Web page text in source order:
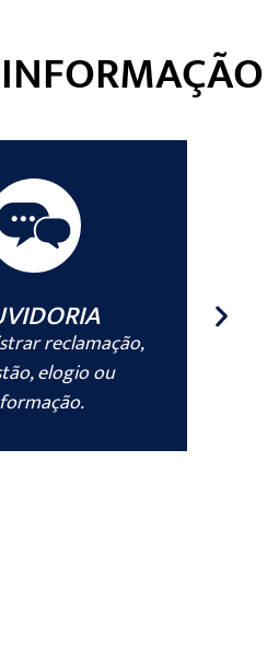
reclamação,
elogio ou